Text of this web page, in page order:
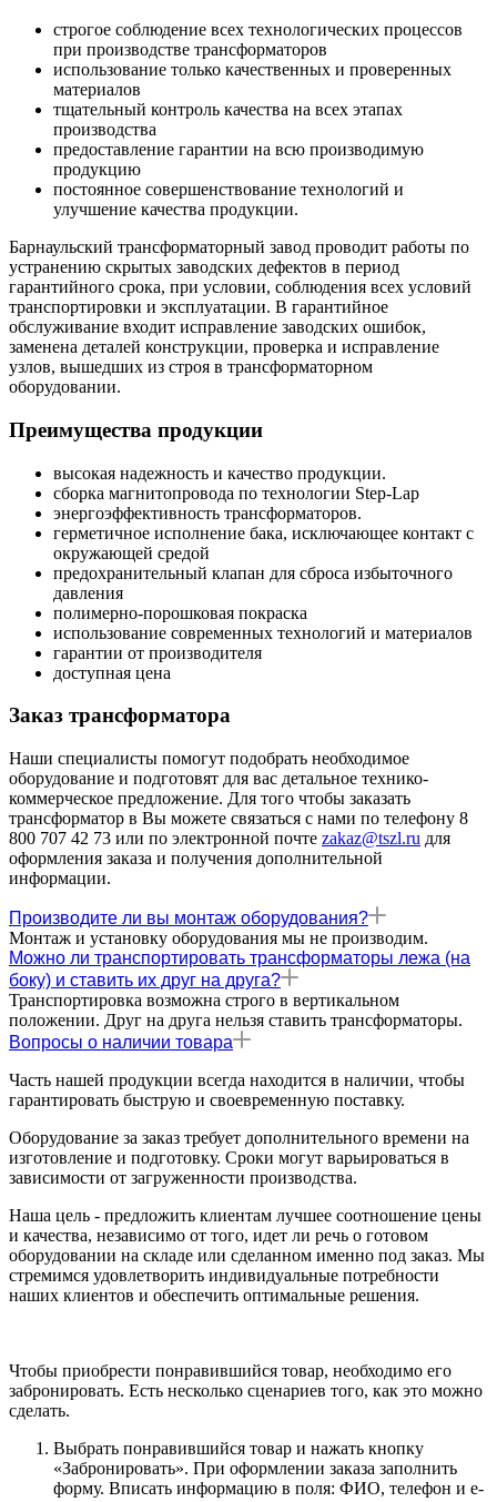
строгое соблюдение всех технологических процессов
при производстве трансформаторов
использование только качественных и проверенных
материалов
тщательный контроль качества на всех этапах
производства
предоставление гарантии на всю производимую
продукцию
постоянное совершенствование технологий и
улучшение качества продукции.
Барнаульский трансформаторный завод проводит работы по
устранению скрытых заводских дефектов в период
гарантийного срока, при условии, соблюдения всех условий
транспортировки и эксплуатации. В гарантийное
обслуживание входит исправление заводских ошибок,
заменена деталей конструкции, проверка и исправление
узлов, вышедших из строя в трансформаторном
оборудовании.
Преимущества продукции
высокая надежность и качество продукции.
сборка магнитопровода по технологии Step-Lap
энергоэффективность трансформаторов.
герметичное исполнение бака, исключающее контакт с
окружающей средой
предохранительный клапан для сброса избыточного
давления
полимерно-порошковая покраска
использование современных технологий и материалов
гарантии от производителя
доступная цена
Заказ трансформатора
Наши специалисты помогут подобрать необходимое
оборудование и подготовят для вас детальное технико-
коммерческое предложение. Для того чтобы заказать
трансформатор в Вы можете связаться с нами по телефону 8
800 707 42 73 или по электронной почте zakaz@tszl.ru для
оформления заказа и получения дополнительной
информации.
Производите ли вы монтаж оборудования?
Монтаж и установку оборудования мы не производим.
Можно ли транспортировать трансформаторы лежа (на
боку) и ставить их друг на друга?
Транспортировка возможна строго в вертикальном
положении. Друг на друга нельзя ставить трансформаторы.
Вопросы о наличии товара
Часть нашей продукции всегда находится в наличии, чтобы
гарантировать быструю и своевременную поставку.
Оборудование за заказ требует дополнительного времени на
изготовление и подготовку. Сроки могут варьироваться в
зависимости от загруженности производства.
Наша цель - предложить клиентам лучшее соотношение цены
и качества, независимо от того, идет ли речь о готовом
оборудовании на складе или сделанном именно под заказ. Мы
стремимся удовлетворить индивидуальные потребности
наших клиентов и обеспечить оптимальные решения.
Чтобы приобрести понравившийся товар, необходимо его
забронировать. Есть несколько сценариев того, как это можно
сделать.
Выбрать понравившийся товар и нажать кнопку
«Забронировать». При оформлении заказа заполнить
форму. Вписать информацию в поля: ФИО, телефон и e-